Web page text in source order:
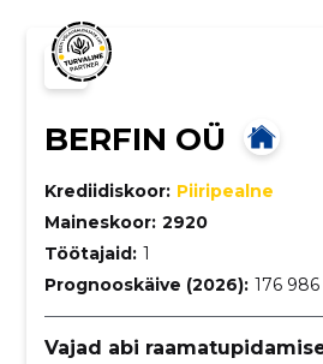
BERFIN OÜ
Krediidiskoor: Piiripealne
Maineskoor: 2920
Töötajaid: 1
Prognooskäive (2026): 176
Vajad abi